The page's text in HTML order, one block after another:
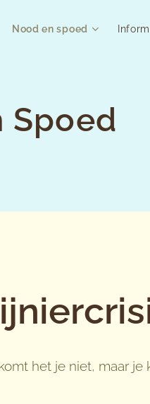
Nood en spoed
Spoed
het je niet, maar